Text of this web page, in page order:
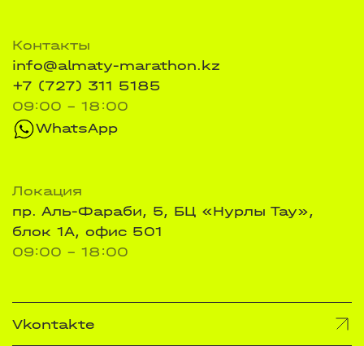
Контакты
info@almaty-marathon.kz
+7 (727) 311 5185
09:00 - 18:00
WhatsApp
Локация
пр. Аль-Фараби, 5, БЦ «Нурлы Тау»,
блок 1А, офис 501
09:00 - 18:00
Vkontakte